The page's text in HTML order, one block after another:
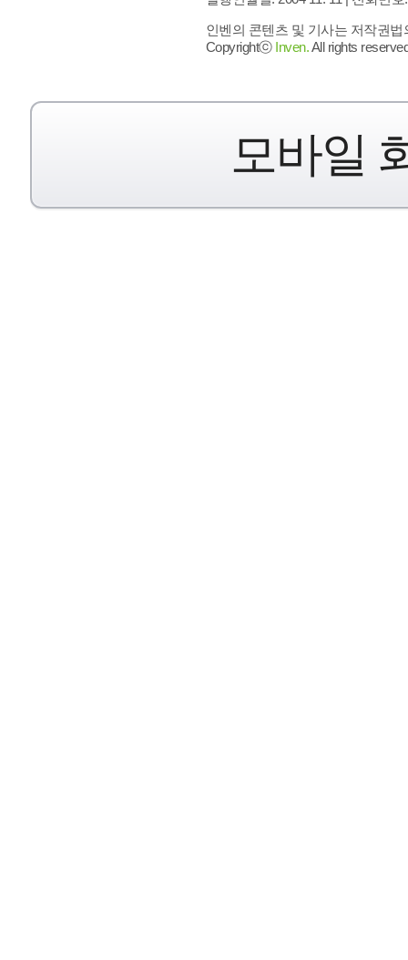
인벤의 콘텐츠 및 기사는 저작권
Copyrightⓒ Inven.All rights
모바일